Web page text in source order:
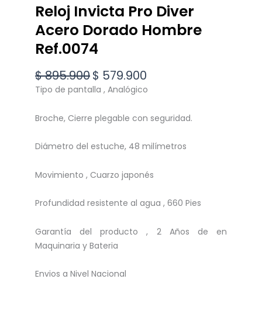
Reloj Invicta Pro Diver
Acero Dorado Hombre
Ref.0074
$895.900Original
price
$ 895.900.
$ 579.900
price
$ 579.900.
Tipo de pantalla , Analógico
Broche, Cierre plegable con seguridad.
Diámetro del estuche, 48 milímetros
Movimiento , Cuarzo japonés
Profundidad resistente al agua , 660 Pies
Garantía del producto , 2 Años de en
Maquinaria y Bateria
Envios a Nivel Nacional